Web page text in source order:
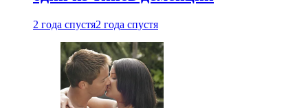
2 года спустя2 года спустя